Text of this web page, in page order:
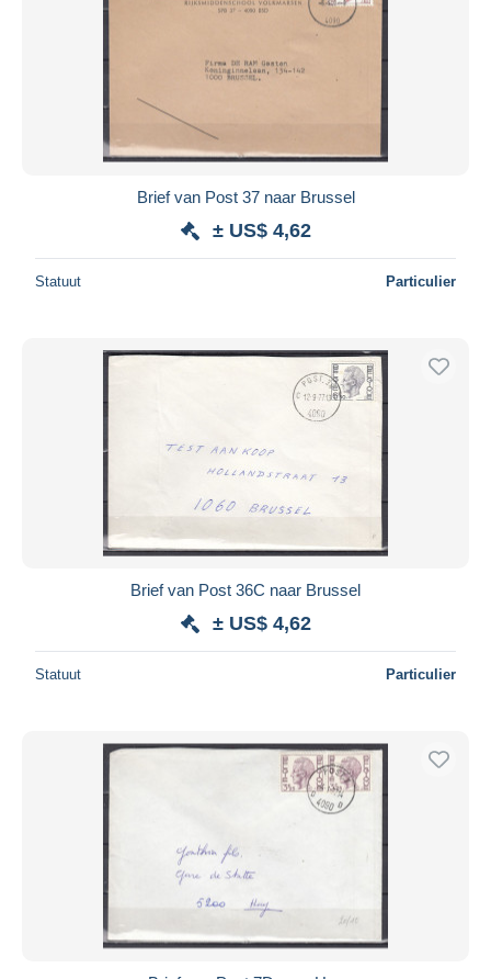
Brief van Post 37 naar Brussel
± US$ 4,62
Statuut Particulier
Brief van Post 36C naar Brussel
± US$ 4,62
Statuut Particulier